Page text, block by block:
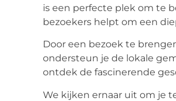
is een perfecte plek om te
bezoekers helpt om een
Door een bezoek te
ondersteun je de lokale
ontdek de fascinerende
We kijken ernaar uit om je